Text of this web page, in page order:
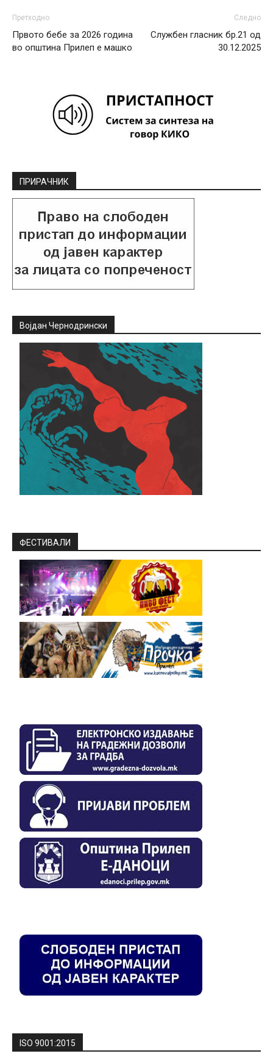
Претходно
Првото бебе за 2026 година
во општина Прилеп е машко
Следно
Службен гласник бр.21 од
30.12.2025
ПРИРАЧНИК
Војдан Чернодрински
ФЕСТИВАЛИ
ISO 9001:2015